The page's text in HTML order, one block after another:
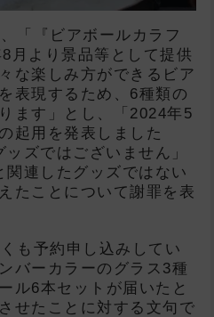
「『ビアボールカラフ
月より景品等として提供
な楽しみ方ができるビア
表現するため、6種類の
ます」とし、「2024年5
起用を発表しました
ズではございません」
連したグッズではない
たことについて謝罪を表
も予約申し込みしてい
バーカラーのグラス3種
ル6本セットが届いたと
せたことに対する文句で